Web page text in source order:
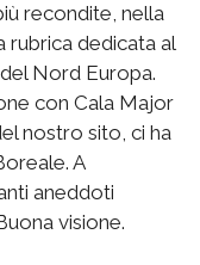
recondite, nella
rubrica dedicata al
Nord Europa.
con Cala Major
nostro sito, ci ha
A
aneddoti
visione.